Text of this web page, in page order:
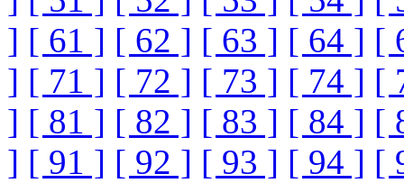
] [ 61 ] [ 62 ] [ 63 ] [ 64 ] [
] [ 71 ] [ 72 ] [ 73 ] [ 74 ] [
] [ 81 ] [ 82 ] [ 83 ] [ 84 ] [
] [ 91 ] [ 92 ] [ 93 ] [ 94 ] [